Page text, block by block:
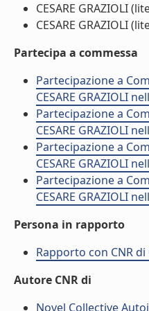
CESARE GRAZIOLI
CESARE GRAZIOLI
Partecipa a commessa
Partecipazione a
CESARE GRAZIOLI
Partecipazione a
CESARE GRAZIOLI
Partecipazione a
CESARE GRAZIOLI
Partecipazione a
CESARE GRAZIOLI
Persona in rapporto
Rapporto con CNR di
Autore CNR di
Novel Collective